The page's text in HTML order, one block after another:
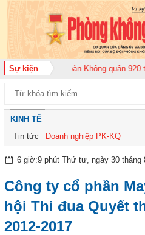
Sự kiện
Trung đoàn Không quân 920 tổ
KINH TẾ
Tin tức
Doanh nghiệp PK-KQ
6 giờ:9 phút Thứ tư, ngày 30 tháng
Công ty cổ phần
hội Thi đua Quyết
2012-2017